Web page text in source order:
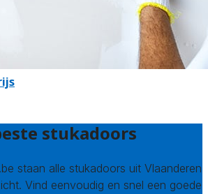
stukadoors
staan alle stukadoors uit Vlaanderen
Vind eenvoudig en snel een goede